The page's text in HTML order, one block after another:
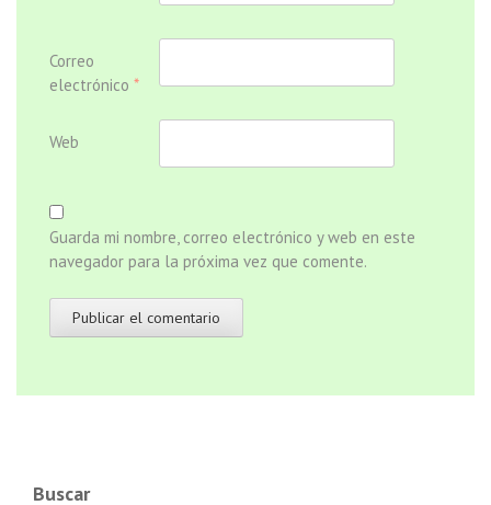
Correo
electrónico *
Web
Guarda mi nombre, correo electrónico y web en este
navegador para la próxima vez que comente.
Buscar